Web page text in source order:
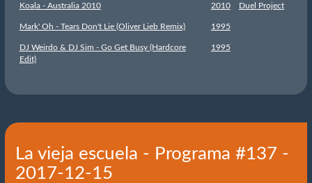
Koala - Australia 2010 2010 Duel Project
Mark' Oh - Tears Don't Lie (Oliver Lieb Remix) 1995
DJ Weirdo & DJ Sim - Go Get Busy (Hardcore
Edit)
1995
La vieja escuela - Programa #137 -
2017-12-15